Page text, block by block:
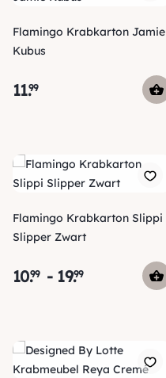
Flamingo Krabkarton Jamie
Kubus
11.99
Flamingo Krabkarton Slippi
Slipper Zwart
10.99 - 19.99